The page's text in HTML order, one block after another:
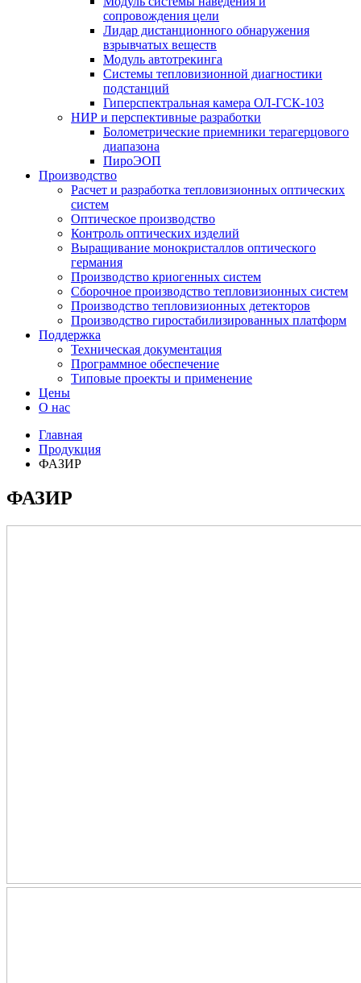
сопровождения цели
Лидар дистанционного обнаружения
взрывчатых веществ
Модуль автотрекинга
Cистемы тепловизионной диагностики
подстанций
Гиперспектральная камера ОЛ-ГСК-103
НИР и перспективные разработки
Болометрические приемники терагерцового
диапазона
ПироЭОП
Производство
Расчет и разработка тепловизионных оптических
систем
Оптическое производство
Контроль оптических изделий
Выращивание монокристаллов оптического
германия
Производство криогенных систем
Сборочное производство тепловизионных систем
Производство тепловизионных детекторов
Производство гиростабилизированных платформ
Поддержка
Техническая документация
Программное обеспечение
Типовые проекты и применение
Цены
О нас
Главная
Продукция
ФАЗИР
ФАЗИР